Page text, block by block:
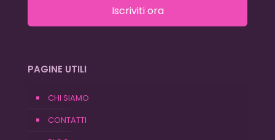
Iscriviti ora
PAGINE UTILI
CHI SIAMO
CONTATTI